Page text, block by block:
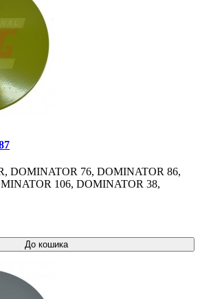
DOMINATOR 76, DOMINATOR 86,
106, DOMINATOR 38,
До кошика